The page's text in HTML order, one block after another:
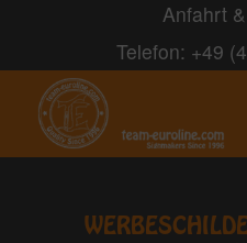
Anfahrt
Telefon: +49